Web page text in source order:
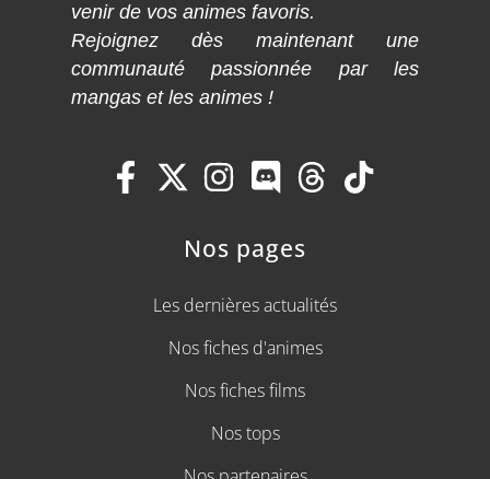
venir de vos animes favoris.
Rejoignez dès maintenant une
communauté passionnée par les
mangas et les animes !
Nos pages
Les dernières actualités
Nos fiches d'animes
Nos fiches films
Nos tops